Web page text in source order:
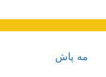
مه پاش